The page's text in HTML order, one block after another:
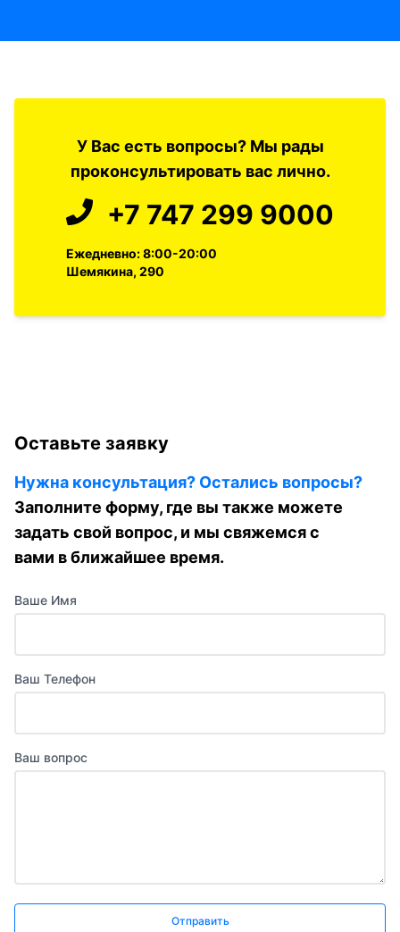
У Вас есть вопросы? Мы рады
проконсультировать вас лично.
+7 747 299 9000
Ежедневно: 8:00-20:00
Шемякина, 290
Оставьте заявку
Нужна консультация? Остались вопросы?
Заполните форму, где вы также можете
задать свой вопрос, и мы свяжемся с
вами в ближайшее время.
Ваше Имя
Ваш Телефон
Ваш вопрос
Отправить